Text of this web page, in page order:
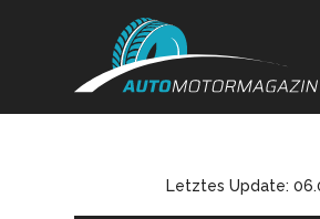
Letztes Update: